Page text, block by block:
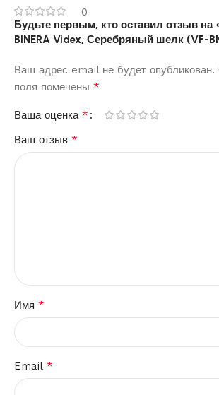
0
Будьте первым, кто оставил отзыв на
BINERA Videx, Серебряный шелк (VF-
Ваш адрес email не будет опубликован.
поля помечены *
Ваша оценка *
Ваш отзыв *
Имя *
Email *